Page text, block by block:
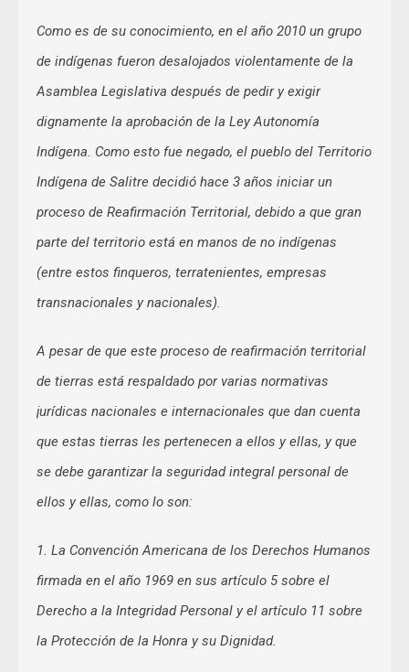
Como es de su conocimiento, en el año 2010 un grupo
de indígenas fueron desalojados violentamente de la
Asamblea Legislativa después de pedir y exigir
dignamente la aprobación de la Ley Autonomía
Indígena. Como esto fue negado, el pueblo del Territorio
Indígena de Salitre decidió hace 3 años iniciar un
proceso de Reafirmación Territorial, debido a que gran
parte del territorio está en manos de no indígenas
(entre estos finqueros, terratenientes, empresas
transnacionales y nacionales).
A pesar de que este proceso de reafirmación territorial
de tierras está respaldado por varias normativas
jurídicas nacionales e internacionales que dan cuenta
que estas tierras les pertenecen a ellos y ellas, y que
se debe garantizar la seguridad integral personal de
ellos y ellas, como lo son:
1. La Convención Americana de los Derechos Humanos
firmada en el año 1969 en sus artículo 5 sobre el
Derecho a la Integridad Personal y el artículo 11 sobre
la Protección de la Honra y su Dignidad.